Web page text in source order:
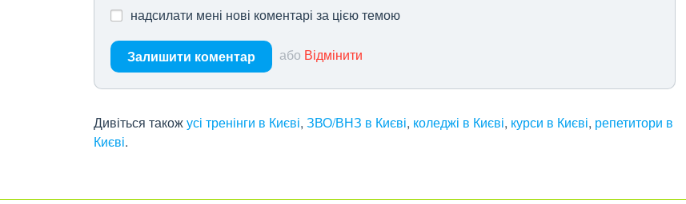
надсилати мені нові коментарі за цією темою
Залишити коментар або Відмінити
Дивіться такожусі тренінги в Києві, ЗВО/ВНЗ в Києві, коледжі в Києві, курси в Києві, репетитори в
Києві.